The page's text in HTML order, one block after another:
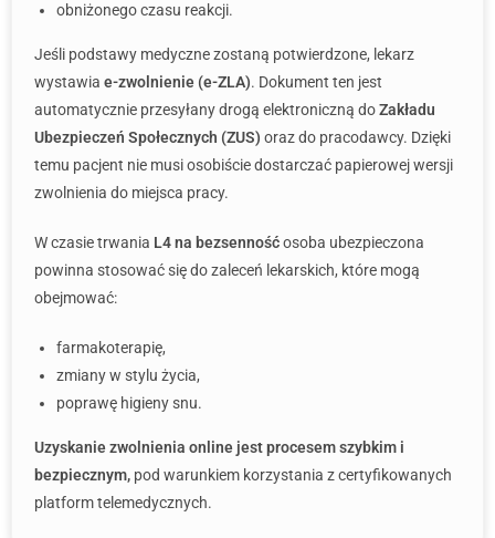
obniżonego czasu reakcji.
Jeśli podstawy medyczne zostaną potwierdzone, lekarz
wystawia e-zwolnienie (e-ZLA). Dokument ten jest
automatycznie przesyłany drogą elektroniczną doZakładu
Ubezpieczeń Społecznych (ZUS) oraz do pracodawcy. Dzięki
temu pacjent nie musi osobiście dostarczać papierowej wersji
zwolnienia do miejsca pracy.
W czasie trwania L4 na bezsennośćosoba ubezpieczona
powinna stosować się do zaleceń lekarskich, które mogą
obejmować:
farmakoterapię,
zmiany w stylu życia,
poprawę higieny snu.
Uzyskanie zwolnienia online jest procesem szybkim i
bezpiecznym, pod warunkiem korzystania z certyfikowanych
platform telemedycznych.